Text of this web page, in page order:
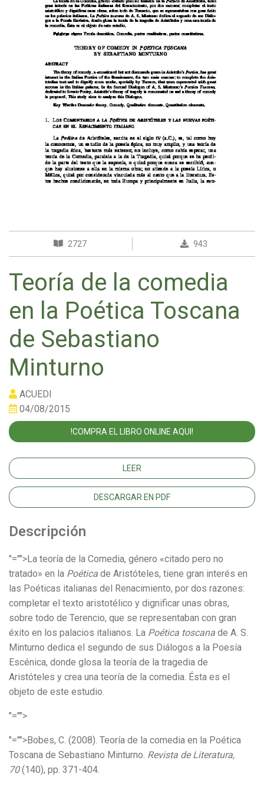
2727 943
Teoría de la comedia
en la Poética Toscana
de Sebastiano
Minturno
ACUEDI
04/08/2015
!COMPRA EL LIBRO ONLINE AQUI!
LEER
DESCARGAR EN PDF
Descripción
"="">La teoría de la Comedia, género «citado pero no
tratado» en la Poética de Aristóteles, tiene gran interés en
las Poéticas italianas del Renacimiento, por dos razones:
completar el texto aristotélico y dignificar unas obras,
sobre todo de Terencio, que se representaban con gran
éxito en los palacios italianos. La Poética toscana de A. S.
Minturno dedica el segundo de sus Diálogos a la Poesía
Escénica, donde glosa la teoría de la tragedia de
Aristóteles y crea una teoría de la comedia. Ésta es el
objeto de este estudio.
"="">
"="">Bobes, C. (2008). Teoría de la comedia en la Poética
Toscana de Sebastiano Minturno. Revista de Literatura,
70(140), pp. 371-404.